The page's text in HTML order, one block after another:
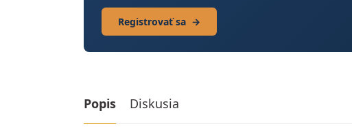
Registrovať sa →
Popis Diskusia